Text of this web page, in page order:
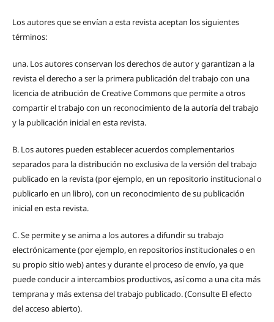
Los autores que se envían a esta revista aceptan los siguientes
términos:
una. Los autores conservan los derechos de autor y garantizan a la
revista el derecho a ser la primera publicación del trabajo con una
licencia de atribución de Creative Commons que permite a otros
compartir el trabajo con un reconocimiento de la autoría del trabajo
y la publicación inicial en esta revista.
B. Los autores pueden establecer acuerdos complementarios
separados para la distribución no exclusiva de la versión del trabajo
publicado en la revista (por ejemplo, en un repositorio institucional o
publicarlo en un libro), con un reconocimiento de su publicación
inicial en esta revista.
C.Se permite y se anima a los autores a difundir su trabajo
electrónicamente (por ejemplo, en repositorios institucionales o en
su propio sitio web) antes y durante el proceso de envío, ya que
puede conducir a intercambios productivos, así como a una cita más
temprana y más extensa del trabajo publicado. (Consulte El efecto
del acceso abierto).